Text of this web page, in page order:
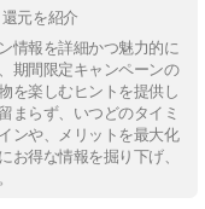
元を紹介
情報を詳細かつ魅力的に
期間限定キャンペーンの
を楽しむヒントを提供し
まらず、いつどのタイミ
ンや、メリットを最大化
お得な情報を掘り下げ、